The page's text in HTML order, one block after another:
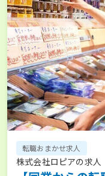
転職おまかせ求人
株式会社ロピアの求人